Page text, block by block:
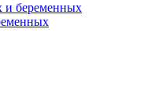
и беременных